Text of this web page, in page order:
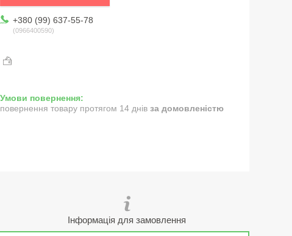
+380 (99) 637-55-78
0966400590
повернення товару протягом 14 днів за домовленістю
Інформація для замовлення